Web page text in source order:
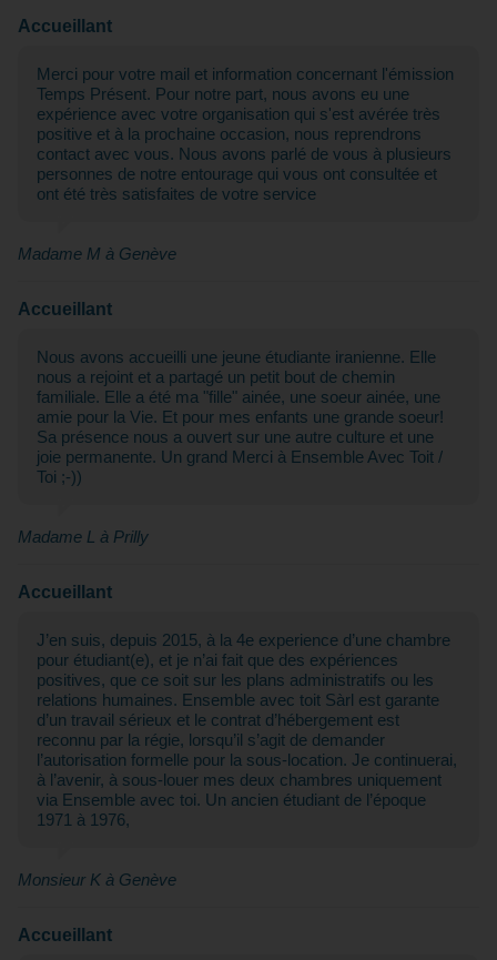
Accueillant
Merci pour votre mail et information concernant l'émission
Temps Présent. Pour notre part, nous avons eu une
expérience avec votre organisation qui s'est avérée très
positive et à la prochaine occasion, nous reprendrons
contact avec vous. Nous avons parlé de vous à plusieurs
personnes de notre entourage qui vous ont consultée et
ont été très satisfaites de votre service
Madame M à Genève
Accueillant
Nous avons accueilli une jeune étudiante iranienne. Elle
nous a rejoint et a partagé un petit bout de chemin
familiale. Elle a été ma "fille" ainée, une soeur ainée, une
amie pour la Vie. Et pour mes enfants une grande soeur!
Sa présence nous a ouvert sur une autre culture et une
joie permanente. Un grand Merci à Ensemble Avec Toit /
Toi ;-))
Madame L à Prilly
Accueillant
J’en suis, depuis 2015, à la 4e experience d’une chambre
pour étudiant(e), et je n’ai fait que des expériences
positives, que ce soit sur les plans administratifs ou les
relations humaines. Ensemble avec toit Sàrl est garante
d’un travail sérieux et le contrat d’hébergement est
reconnu par la régie, lorsqu’il s’agit de demander
l’autorisation formelle pour la sous-location. Je continuerai,
à l’avenir, à sous-louer mes deux chambres uniquement
via Ensemble avec toi. Un ancien étudiant de l’époque
1971 à 1976,
Monsieur K à Genève
Accueillant